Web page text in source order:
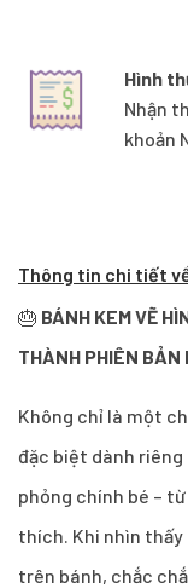
Hình
Nhận
khoản
Thông tin chi tiết
🎂 BÁNH KEM VẼ
THÀNH PHIÊN BẢN
Không chỉ là một
đặc biệt dành riêng
phỏng chính bé –
thích. Khi nhìn thấy
trên bánh, chắc